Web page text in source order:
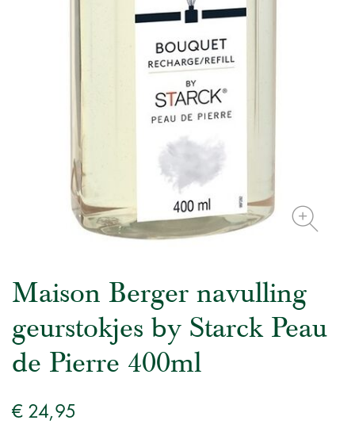
Maison Berger navulling
geurstokjes by Starck Peau
de Pierre 400ml
€ 24,95